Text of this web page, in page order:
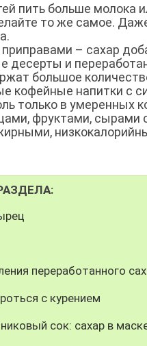
пить больше
то же самое.
– сахар
десерты и
большое
кофейные напитки с
только в умеренных
фруктами, сырами
переработанного
с курением
сок: сахар в